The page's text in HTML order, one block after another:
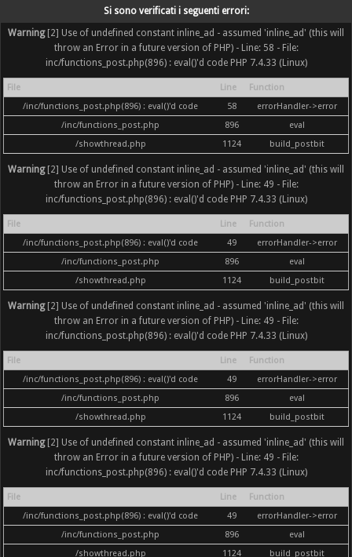
Si sono verificati i seguenti errori:
Warning[2] Use of undefined constant inline_ad - assumed 'inline_ad' (this will
throw an Error in a future version of PHP) - Line: 58 - File:
inc/functions_post.php(896) : eval()'d code PHP 7.4.33 (Linux)
File Line
Function
/inc/functions_post.php(896) : eval()'d code
58
errorHandler->error
/inc/functions_post.php
896
eval
/showthread.php
1124 build_postbit
Warning[2] Use of undefined constant inline_ad - assumed 'inline_ad' (this will
throw an Error in a future version of PHP) - Line: 49 - File:
inc/functions_post.php(896) : eval()'d code PHP 7.4.33 (Linux)
File Line
Function
/inc/functions_post.php(896) : eval()'d code
49
errorHandler->error
/inc/functions_post.php
896
eval
/showthread.php
1124 build_postbit
Warning[2] Use of undefined constant inline_ad - assumed 'inline_ad' (this will
throw an Error in a future version of PHP) - Line: 49 - File:
inc/functions_post.php(896) : eval()'d code PHP 7.4.33 (Linux)
File Line
Function
/inc/functions_post.php(896) : eval()'d code
49
errorHandler->error
/inc/functions_post.php
896
eval
/showthread.php
1124 build_postbit
Warning[2] Use of undefined constant inline_ad - assumed 'inline_ad' (this will
throw an Error in a future version of PHP) - Line: 49 - File:
inc/functions_post.php(896) : eval()'d code PHP 7.4.33 (Linux)
File Line
Function
/inc/functions_post.php(896) : eval()'d code
49
errorHandler->error
/inc/functions_post.php
896
eval
/showthread.php
1124 build_postbit